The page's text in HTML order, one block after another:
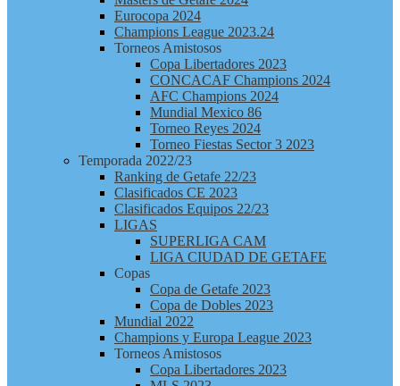
Eurocopa 2024
Champions League 2023.24
Torneos Amistosos
Copa Libertadores 2023
CONCACAF Champions 2024
AFC Champions 2024
Mundial Mexico 86
Torneo Reyes 2024
Torneo Fiestas Sector 3 2023
Temporada 2022/23
Ranking de Getafe 22/23
Clasificados CE 2023
Clasificados Equipos 22/23
LIGAS
SUPERLIGA CAM
LIGA CIUDAD DE GETAFE
Copas
Copa de Getafe 2023
Copa de Dobles 2023
Mundial 2022
Champions y Europa League 2023
Torneos Amistosos
Copa Libertadores 2023